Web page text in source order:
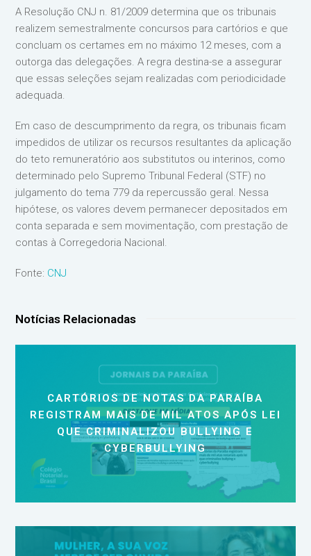
A Resolução CNJ n. 81/2009 determina que os tribunais
realizem semestralmente concursos para cartórios e que
concluam os certames em no máximo 12 meses, com a
outorga das delegações. A regra destina-se a assegurar
que essas seleções sejam realizadas com periodicidade
adequada.
Em caso de descumprimento da regra, os tribunais ficam
impedidos de utilizar os recursos resultantes da aplicação
do teto remuneratório aos substitutos ou interinos, como
determinado pelo Supremo Tribunal Federal (STF) no
julgamento do tema 779 da repercussão geral. Nessa
hipótese, os valores devem permanecer depositados em
conta separada e sem movimentação, com prestação de
contas à Corregedoria Nacional.
Fonte: CNJ
Notícias Relacionadas
CARTÓRIOS DE NOTAS DA PARAÍBA
REGISTRAM MAIS DE MIL ATOS APÓS LEI
QUE CRIMINALIZOU BULLYING E
CYBERBULLYING